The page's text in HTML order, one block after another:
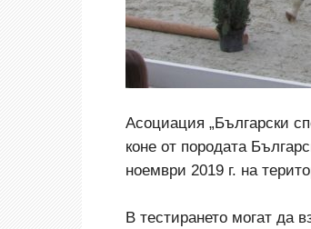
Асоциация „Български
коне от породата
ноември 2019 г. на
В тестирането могат да